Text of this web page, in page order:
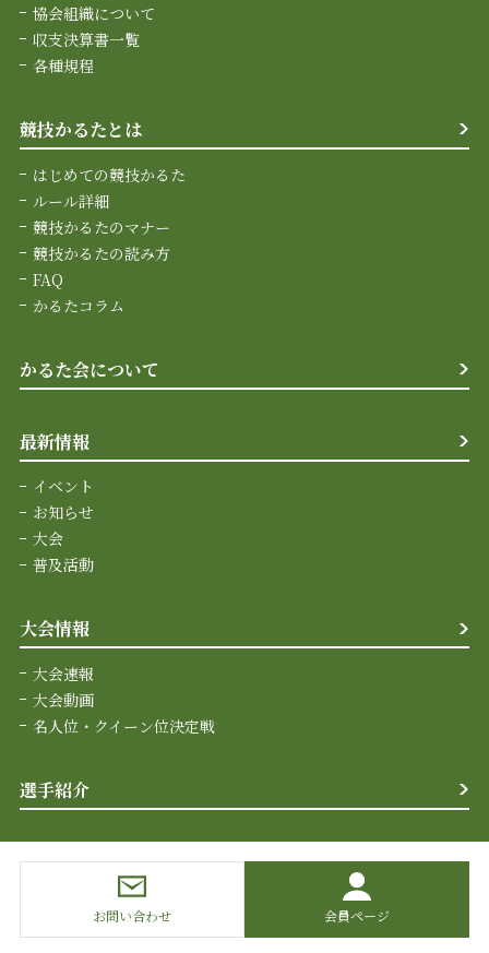
協会組織について
収支決算書一覧
各種規程
競技かるたとは
はじめての競技かるた
ルール詳細
競技かるたのマナー
競技かるたの読み方
FAQ
かるたコラム
かるた会について
最新情報
イベント
お知らせ
大会
普及活動
大会情報
大会速報
大会動画
名人位・クイーン位決定戦
選手紹介
お問い合わせ 会員ページ